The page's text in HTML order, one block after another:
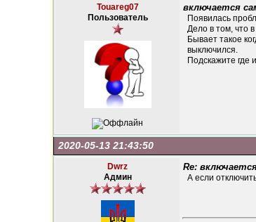
Touareg07
Пользователь
включается
Появилась
Дело в том, что
Бывает такое
выключился.
Подскажите где
2020-05-13 21:43:50
Dwrz
Админ
Re:
А если